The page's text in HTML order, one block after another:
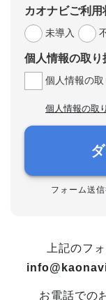
カオナビご利用
未導入
個人情報の取り
個人情報の取
個人情報の取
フォーム送
上記のフ
お電話での